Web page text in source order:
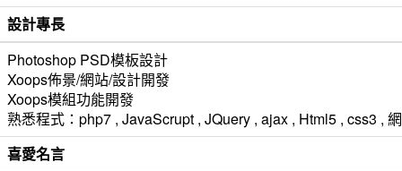
設計專長
Photoshop PSD模板設計
Xoops佈景/網站/設計開發
Xoops模組功能開發
熟悉程式：php7 , JavaScrupt , JQuery , ajax , Html5 , css3 ,
喜愛名言